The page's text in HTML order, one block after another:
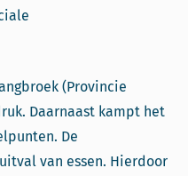
(Provincie
Daarnaast kampt het
De
van essen. Hierdoor